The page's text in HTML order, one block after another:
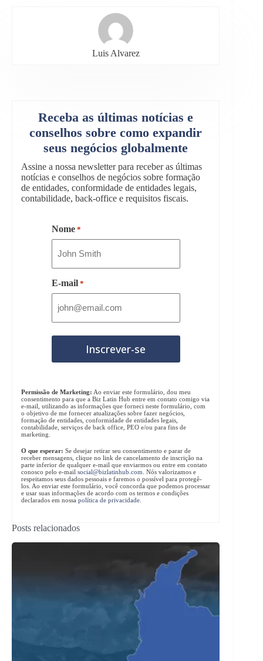
Luis Alvarez
Receba as últimas notícias e
conselhos sobre como expandir
seus negócios globalmente
Assine a nossa newsletter para receber as últimas
notícias e conselhos de negócios sobre formação
de entidades, conformidade de entidades legais,
contabilidade, back-office e requisitos fiscais.
Nome *
E-mail *
Permissão de Marketing: Ao enviar este formulário, dou meu
consentimento para que a Biz Latin Hub entre em contato comigo via
e-mail, utilizando as informações que forneci neste formulário, com
o objetivo de me fornecer atualizações sobre fazer negócios,
formação de entidades, conformidade de entidades legais,
contabilidade, serviços de back office, PEO e/ou para fins de
marketing.
O que esperar: Se desejar retirar seu consentimento e parar de
receber mensagens, clique no link de cancelamento de inscrição na
parte inferior de qualquer e-mail que enviarmos ou entre em contato
conosco pelo e-mail social@bizlatinhub.com. Nós valorizamos e
respeitamos seus dados pessoais e faremos o possível para protegê-
los. Ao enviar este formulário, você concorda que podemos processar
e usar suas informações de acordo com os termos e condições
declarados em nossa política de privacidade.
Posts relacionados